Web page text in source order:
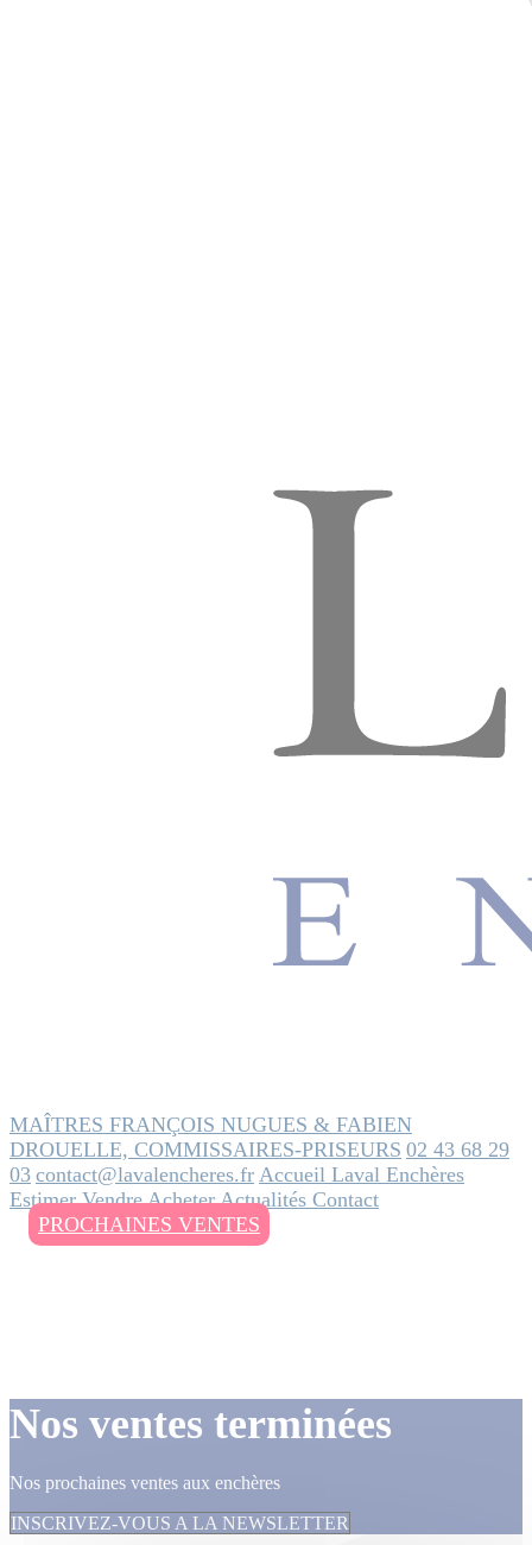
MAÎTRES FRANÇOIS NUGUES & FABIEN
DROUELLE, COMMISSAIRES-PRISEURS 02 43 68 29
03 contact@lavalencheres.fr Accueil Laval Enchères
EstimerVendreAcheterActualités Contact
PROCHAINES VENTES
Nos ventes terminées
Nos prochaines ventes aux enchères
INSCRIVEZ-VOUS A LA NEWSLETTER